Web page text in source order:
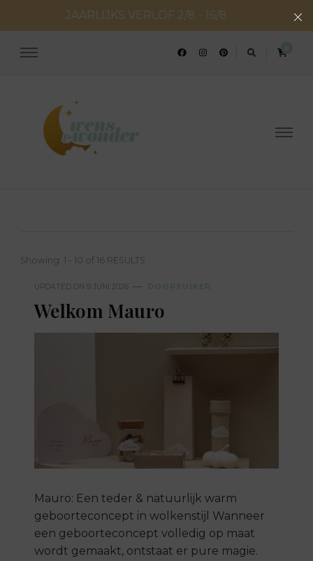
JAARLIJKS VERLOF 2/8 - 16/8
Geboorte- & huwelijksconcepten
Showing: 1 - 10 of 16 RESULTS
UPDATED ON 9 JUNI 2026
Welkom Mauro
Mauro: Een teder & natuurlijk warm
geboorteconcept in wolkenstijl Wanneer
een geboorteconcept volledig op maat
wordt gemaakt, ontstaat er pure magie.